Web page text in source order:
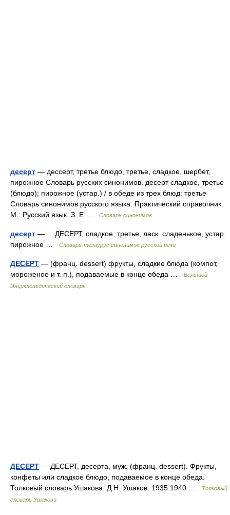
десерт — дессерт, третье блюдо, третье, сладкое, шербет,
пирожное Словарь русских синонимов. десерт сладкое, третье
(блюдо); пирожное (устар.) / в обеде из трех блюд: третье
Словарь синонимов русского языка. Практический справочник.
М.: Русский язык. З. Е …
Словарь синонимов
десерт — ДЕСЕРТ, сладкое, третье, ласк. сладенькое, устар.
пирожное …
Словарь-тезаурус синонимов русской речи
ДЕСЕРТ — (франц. dessert) фрукты, сладкие блюда (компот,
мороженое и т. п.), подаваемые в конце обеда …
Большой
Энциклопедический словарь
ДЕСЕРТ — ДЕСЕРТ, десерта, муж. (франц. dessert). Фрукты,
конфеты или сладкое блюдо, подаваемое в конце обеда.
Толковый словарь Ушакова. Д.Н. Ушаков. 1935 1940 …
Толковый
словарь Ушакова